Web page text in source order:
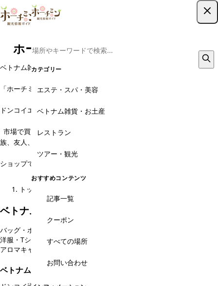
カテゴリー
エステ・スパ・美容
ベトナム雑貨・お土産
レストラン
ツアー・観光
おすすめコンテンツ
記事一覧
クーポン
すべての場所
お問い合わせ
ホーチミンのベトナム雑貨・お土産
ベトナム雑貨といえば、旅行雑誌でも取り上げられるベトナムの代名詞
「ホーチミンで雑貨ショップ巡り」ホーチミン滞在これなくして十分に
ドンコイエリアをはじめ、パスター、ベンタイン市場界隈にはたくさん
市場で買い物もいいですが、ぼったくりや粗悪な品質は心配の種。家
族、友人、会社の同僚に贈るお土産はしっかりとした雑貨を買いたいも
ショップでは市場で売っている大抵の雑貨を取り扱っていますので、理
想のショッピングを楽しむことができます。
トップ
ベトナム雑貨・お土産のカテゴリ
バッグ・ポーチ
洋服・Tシャツ・ボトムスアクセサリ
アロマキャンドル
ベトナム雑貨・お土産をエリアから絞る